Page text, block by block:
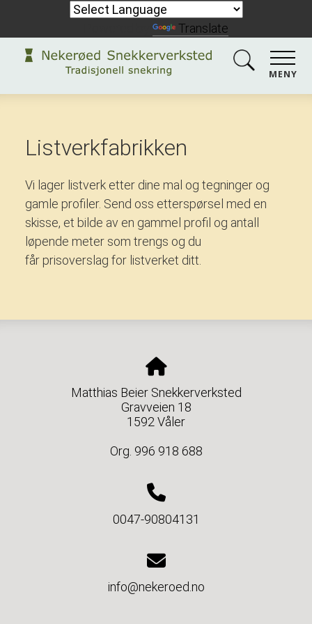
MENY
Listverkfabrikken
Vi lager listverk etter dine mal og tegninger og
gamle profiler. Send oss etterspørsel med en
skisse, et bilde av en gammel profil og antall
løpende meter som trengs og du
får prisoverslag for listverket ditt.
Translate
Matthias Beier Snekkerverksted
Gravveien 18
1592 Våler
Org. 996 918 688
0047-90804131
info@nekeroed.no